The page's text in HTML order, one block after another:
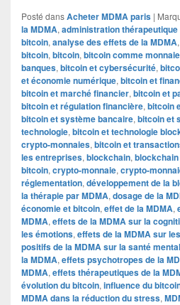
Posté dansAcheter MDMA paris |
la MDMA, administration thérapeutique
bitcoin, analyse des effets de la MDMA,
bitcoin, bitcoin, bitcoin comme monnaie
banques, bitcoin et cybersécurité,
et économie numérique, bitcoin et
bitcoin et marché financier, bitcoin et
bitcoin et régulation financière, bitcoin
bitcoin et système bancaire, bitcoin et
technologie, bitcoin et technologie
crypto-monnaies, bitcoin et
les entreprises, blockchain,
bitcoin, crypto-monnaie, crypto-
réglementation, développement de la
la thérapie par MDMA, dosage de la
économie et bitcoin, effet de la MDMA,
MDMA, effets de la MDMA sur la
les émotions, effets de la MDMA sur
positifs de la MDMA sur la santé
la MDMA, effets psychotropes de la
MDMA, effets thérapeutiques de la
évolution du bitcoin, influence du
MDMA dans la réduction du stress,